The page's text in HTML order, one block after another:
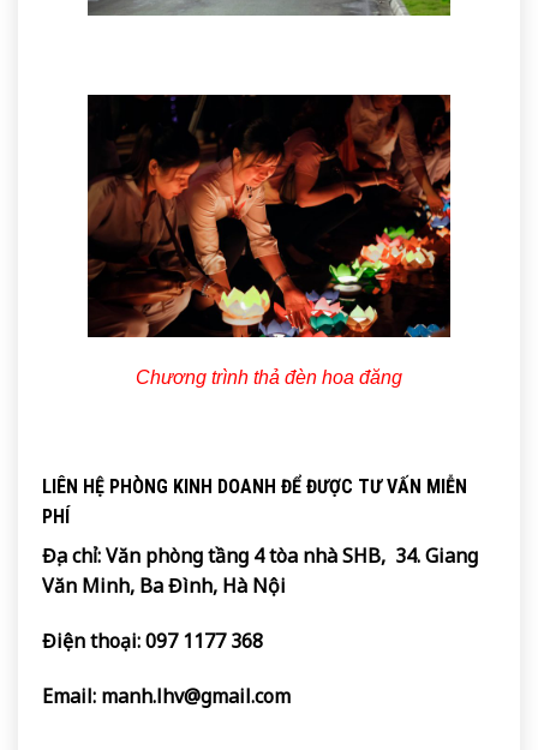
Chương trình thả đèn hoa đăng
LIÊN HỆ PHÒNG KINH DOANH ĐỂ ĐƯỢC TƯ VẤN MIỄN
PHÍ
Địa chỉ: Văn phòng tầng 4 tòa nhà SHB, 34. Giang
Văn Minh, Ba Đình, Hà Nội
Điện thoại:097 1177 368
Email: manh.lhv@gmail.com